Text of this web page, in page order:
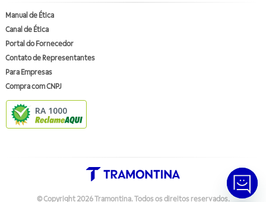
Manual de Ética
Canal de Ética
Portal do Fornecedor
Contato de Representantes
Para Empresas
Compra com CNPJ
RA 1000
© Copyright 2026Tramontina.Todos os direitos reservados.